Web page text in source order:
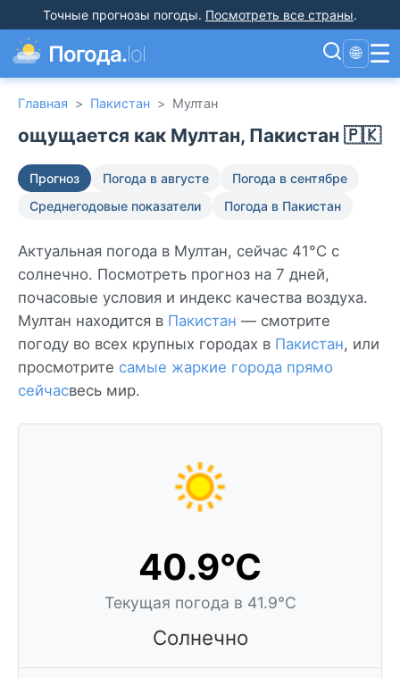
Точные прогнозы погоды. Посмотреть все страны.
Погода.lol 🌐 ☰
Главная > Пакистан > Мултан
ощущается как Мултан, Пакистан 🇵🇰
Прогноз Погода в августе
Погода в сентябре
Среднегодовые показатели
Погода в Пакистан
Актуальная погода в Мултан, сейчас 41°C с
солнечно. Посмотреть прогноз на 7 дней,
почасовые условия и индекс качества воздуха.
Мултан находится в Пакистан — смотрите
погоду во всех крупных городах в Пакистан, или
просмотрите самые жаркие города прямо
сейчасвесь мир.
40.9°C
Текущая погода в 41.9°C
Солнечно